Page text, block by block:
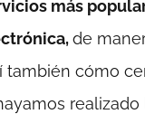
más
de
también cómo
realizado